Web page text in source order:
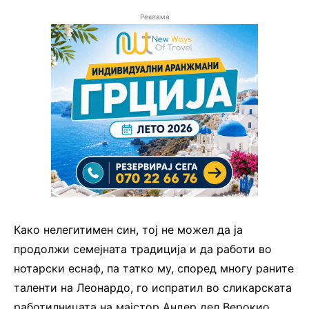
Реклама
Како нелегитимен син, тој не можел да ја
продолжи семејната традиција и да работи во
нотарски еснаф, па татко му, според многу раните
таленти на Леонардо, го испратил во сликарската